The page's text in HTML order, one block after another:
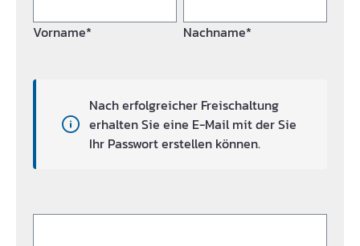
Vorname* Nachname*
Nach erfolgreicher Freischaltung
erhalten Sie eine E-Mail mit der Sie
Ihr Passwort erstellen können.